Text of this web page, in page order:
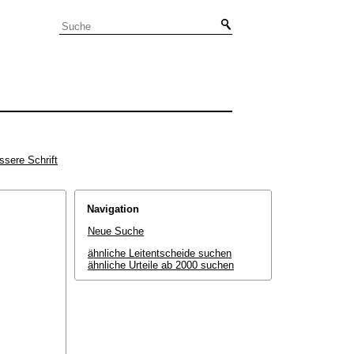
Schrift
Navigation
Neue Suche
ähnliche Leitentscheide suchen
ähnliche Urteile ab 2000 suchen